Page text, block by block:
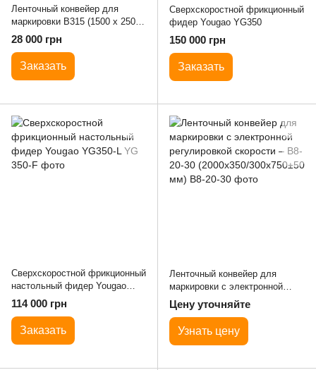
Ленточный конвейер для
маркировки B315 (1500 х 250 х
700 мм)
28 000 грн
Заказать
Сверхскоростной фрикционный
фидер Yougao YG350
150 000 грн
Заказать
Сверхскоростной фрикционный
настольный фидер Yougao
YG350-L
114 000 грн
Заказать
Ленточный конвейер для
маркировки с электронной
регулировкой скорости – B8-
20-30 (2000x350/300x750±50
мм)
Цену уточняйте
Узнать цену